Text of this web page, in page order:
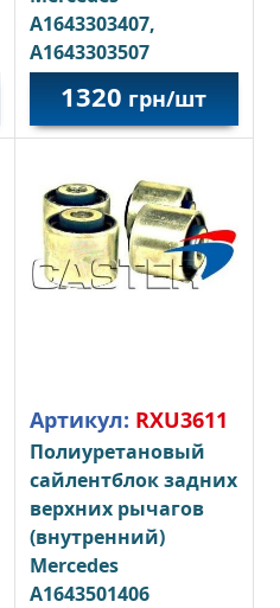
А1643303407,
A1643303507
1320 грн/шт
Артикул: RXU3611
Полиуретановый
сайлентблок задних
верхних рычагов
(внутренний)
Mercedes
A1643501406